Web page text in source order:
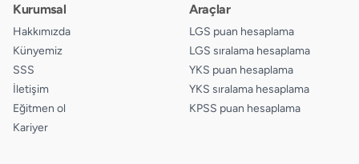
Kurumsal
Hakkımızda
Künyemiz
SSS
İletişim
Eğitmen ol
Kariyer
Araçlar
LGS puan hesaplama
LGS sıralama hesaplama
YKS puan hesaplama
YKS sıralama hesaplama
KPSS puan hesaplama